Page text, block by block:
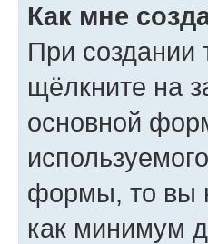
Как мне
При создании
щёлкните на
основной
формы, то вы
как минимум